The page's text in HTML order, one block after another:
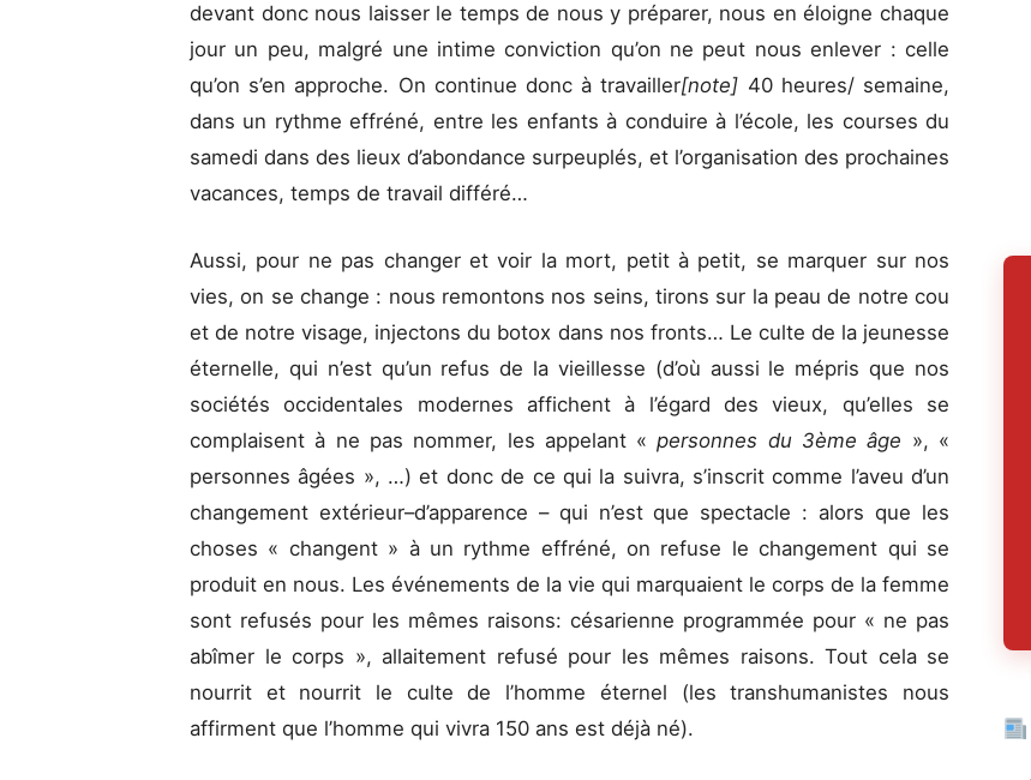
devant donc nous laisser le temps de nous y préparer, nous en éloigne chaque
jour un peu, malgré une intime conviction qu’on ne peut nous enlever : celle
qu’on s’en approche. On continue donc à travailler[note] 40 heures/ semaine,
dans un rythme effréné, entre les enfants à conduire à l’école, les courses du
samedi dans des lieux d’abondance surpeuplés, et l’organisation des prochaines
vacances, temps de travail différé…
Aussi, pour ne pas changer et voir la mort, petit à petit, se marquer sur nos
vies, on se change : nous remontons nos seins, tirons sur la peau de notre cou
et de notre visage, injectons du botox dans nos fronts… Le culte de la jeunesse
éternelle, qui n’est qu’un refus de la vieillesse (d’où aussi le mépris que nos
sociétés occidentales modernes affichent à l’égard des vieux, qu’elles se
complaisent à ne pas nommer, les appelant «personnes du 3ème âge », «
personnes âgées », …) et donc de ce qui la suivra, s’inscrit comme l’aveu d’un
changement extérieur–d’apparence – qui n’est que spectacle : alors que les
choses « changent » à un rythme effréné, on refuse le changement qui se
produit en nous. Les événements de la vie qui marquaient le corps de la femme
sont refusés pour les mêmes raisons: césarienne programmée pour « ne pas
abîmer le corps », allaitement refusé pour les mêmes raisons. Tout cela se
nourrit et nourrit le culte de l’homme éternel (les transhumanistes nous
affirment que l’homme qui vivra 150 ans est déjà né).